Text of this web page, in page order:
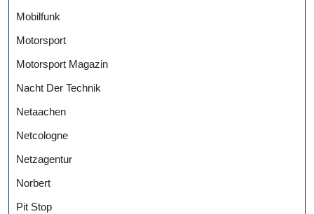
Mobilfunk
Motorsport
Motorsport Magazin
Nacht Der Technik
Netaachen
Netcologne
Netzagentur
Norbert
Pit Stop